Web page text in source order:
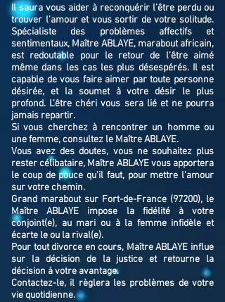
Il saura vous aider à reconquérir l’être perdu ou
trouver l’amour et vous sortir de votre solitude.
Spécialiste des problèmes affectifs et
sentimentaux, Maître ABLAYE, marabout africain,
est redoutable pour le retour de l'être aimé
même dans les cas les plus désespérés. Il est
capable de vous faire aimer par toute personne
désirée, et la soumet à votre désir le plus
profond. L’être chéri vous sera lié et ne pourra
jamais repartir.
Si vous cherchez à rencontrer un homme ou
une femme, consultez le Maître ABLAYE.
Vous avez des doutes, vous ne souhaitez plus
rester célibataire, Maître ABLAYE vous apportera
le coup de pouce qu'il faut, pour mettre l'amour
sur votre chemin.
Grand marabout sur Fort-de-France (97200), le
Maître ABLAYE impose la fidélité à votre
conjoint(e), au mari ou à la femme infidèle et
écarte le ou la rival(e).
Pour tout divorce en cours, Maître ABLAYE influe
sur la décision de la justice et retourne la
décision à votre avantage.
Contactez-le, il règlera les problèmes de votre
vie quotidienne.